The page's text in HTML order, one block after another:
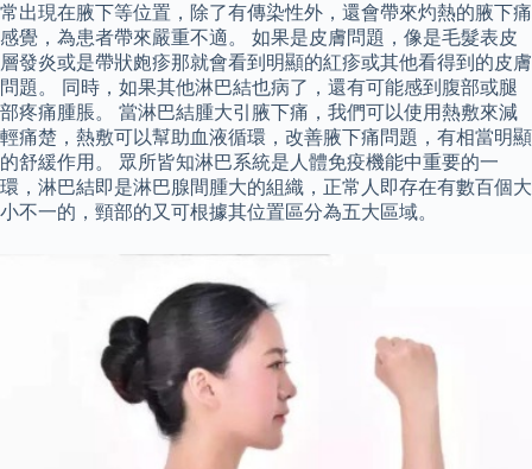
常出現在腋下等位置，除了有傳染性外，還會帶來灼熱的腋下痛
感覺，為患者帶來嚴重不適。 如果是皮膚問題，像是毛髮表皮
層發炎或是帶狀皰疹那就會看到明顯的紅疹或其他看得到的皮膚
問題。 同時，如果其他淋巴結也病了，還有可能感到腹部或腿
部疼痛腫脹。 當淋巴結腫大引腋下痛，我們可以使用熱敷來減
輕痛楚，熱敷可以幫助血液循環，改善腋下痛問題，有相當明顯
的舒緩作用。 眾所皆知淋巴系統是人體免疫機能中重要的一
環，淋巴結即是淋巴腺間腫大的組織，正常人即存在有數百個大
小不一的，頸部的又可根據其位置區分為五大區域。